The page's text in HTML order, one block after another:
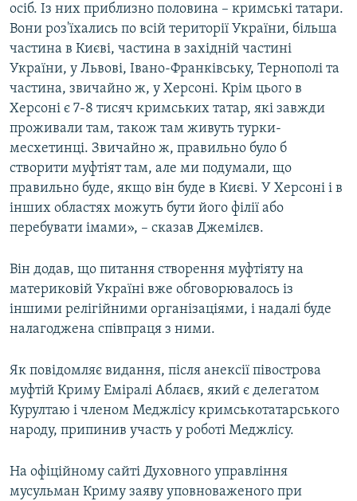
осіб. Із них приблизно половина – кримські татари.
Вони роз'їхались по всій території України, більша
частина в Києві, частина в західній частині
України, у Львові, Івано-Франківську, Тернополі та
частина, звичайно ж, у Херсоні. Крім цього в
Херсоні є 7-8 тисяч кримських татар, які завжди
проживали там, також там живуть турки-
месхетинці. Звичайно ж, правильно було б
створити муфтіят там, але ми подумали, що
правильно буде, якщо він буде в Києві. У Херсоні і в
інших областях можуть бути його філії або
перебувати імами», – сказав Джемілєв.
Він додав, що питання створення муфтіяту на
материковій Україні вже обговорювалось із
іншими релігійними організаціями, і надалі буде
налагоджена співпраця з ними.
Як повідомляє видання, після анексії півострова
муфтій Криму Еміралі Аблаєв, який є делегатом
Курултаю і членом Меджлісу кримськотатарського
народу, припинив участь у роботі Меджлісу.
На офіційному сайті Духовного управління
мусульман Криму заяву уповноваженого при